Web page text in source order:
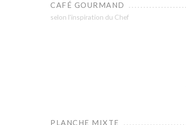
CAFÉ GOURMAND
selon l'inspiration du Chef
PLANCHE MIXTE